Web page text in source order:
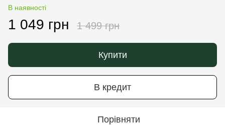
В наявності
1 049 грн 1 499 грн
Купити
В кредит
Порівняти